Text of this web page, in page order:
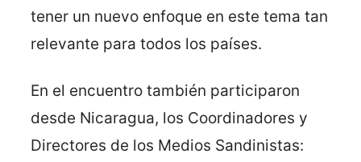
tener un nuevo enfoque en este tema tan
relevante para todos los países.
En el encuentro también participaron
desde Nicaragua, los Coordinadores y
Directores de los Medios Sandinistas: